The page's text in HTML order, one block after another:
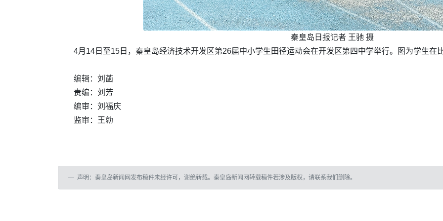
秦皇岛日报记者 王驰 摄
4月14日至15日，秦皇岛经济技术开发区第26届中小学生田径运动会在开发区第四中学举行。图为学生在
编辑：刘菡
责编：刘芳
编审：刘福庆
监审：王勍
声明：秦皇岛新闻网发布稿件未经许可，谢绝转载。秦皇岛新闻网转载稿件若涉及版权，请联系我们删除。